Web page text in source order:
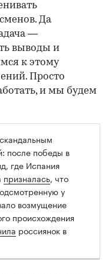
Да
—
выводы и
к этому
Просто
и мы будем
после победы в
где Испания
призналась, что
у
возмущение
происхождения
россиянок в